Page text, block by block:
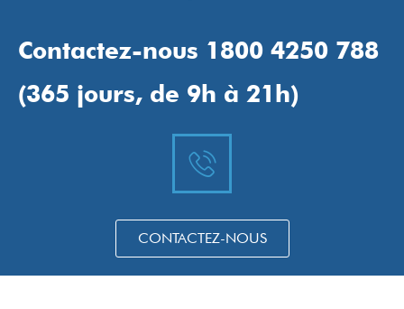
Contactez-nous 1800 4250 788
(365 jours, de 9h à 21h)
CONTACTEZ-NOUS